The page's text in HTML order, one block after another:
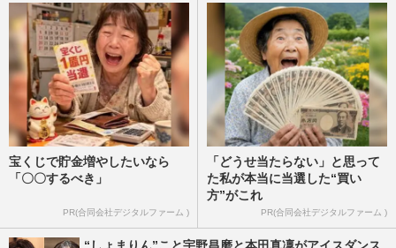
宝くじで貯金増やしたいなら
「〇〇するべき」
PR(合同会社デジタルファーム )
「どうせ当たらない」と思って
た私が本当に当選した“買い
方”がこれ
PR(合同会社デジタルファーム )
“しょまりん”こと宇野昌磨と本田真凜がアイスダンス